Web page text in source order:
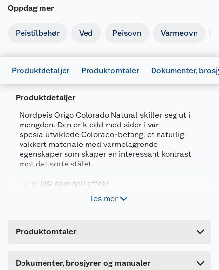
Oppdag mer
Peistilbehør Ved Peisovn Varmeovn
Produktdetaljer Produktomtaler Dokumenter,
Produktdetaljer
Nordpeis Origo Colorado Natural skiller seg ut i
mengden. Den er kledd med sider i vår
spesialutviklede Colorado-betong, et naturlig
vakkert materiale med varmelagrende
egenskaper som skaper en interessant kontrast
mot det sorte stålet.
7,1 kW nominell effekt
Oppvarmingsareal 60 - 150 m²
mengden. Den er kledd med sider i vår
les mer
Produktomtaler
Dette produktet har ikke fått noen omtale ennå.
Dokumenter, brosjyrer og manualer
Generelt
Leverandørens artikkelnummer
Bruttovekt